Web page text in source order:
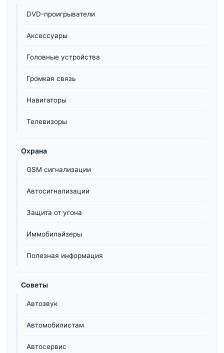
DVD-проигрыватели
Аксессуары
Головные устройства
Громкая связь
Навигаторы
Телевизоры
Охрана
GSM сигнализации
Автосигнализации
Защита от угона
Иммобилайзеры
Полезная информация
Советы
Автозвук
Автомобилистам
Автосервис